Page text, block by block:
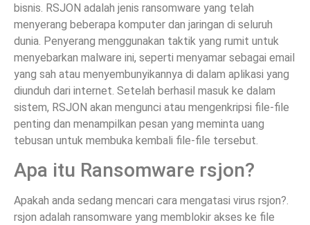
bisnis. RSJON adalah jenis ransomware yang telah
menyerang beberapa komputer dan jaringan di seluruh
dunia. Penyerang menggunakan taktik yang rumit untuk
menyebarkan malware ini, seperti menyamar sebagai email
yang sah atau menyembunyikannya di dalam aplikasi yang
diunduh dari internet. Setelah berhasil masuk ke dalam
sistem, RSJON akan mengunci atau mengenkripsi file-file
penting dan menampilkan pesan yang meminta uang
tebusan untuk membuka kembali file-file tersebut.
Apa itu Ransomware rsjon?
Apakah anda sedang mencari cara mengatasi virus rsjon?.
rsjon adalah ransomware yang memblokir akses ke file